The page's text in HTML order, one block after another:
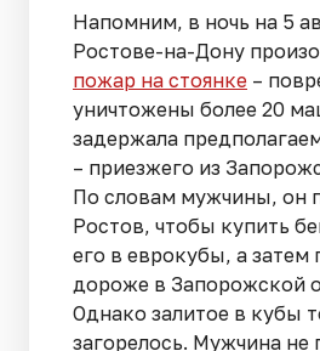
Напомним, в ночь на 5
Ростове-на-Дону
пожар на стоянке –
уничтожены более 20
задержала
– приезжего из
По словам мужчины, он
Ростов, чтобы купить
его в еврокубы, а затем
дороже в Запорожской
Однако залитое в кубы
загорелось. Мужчина не